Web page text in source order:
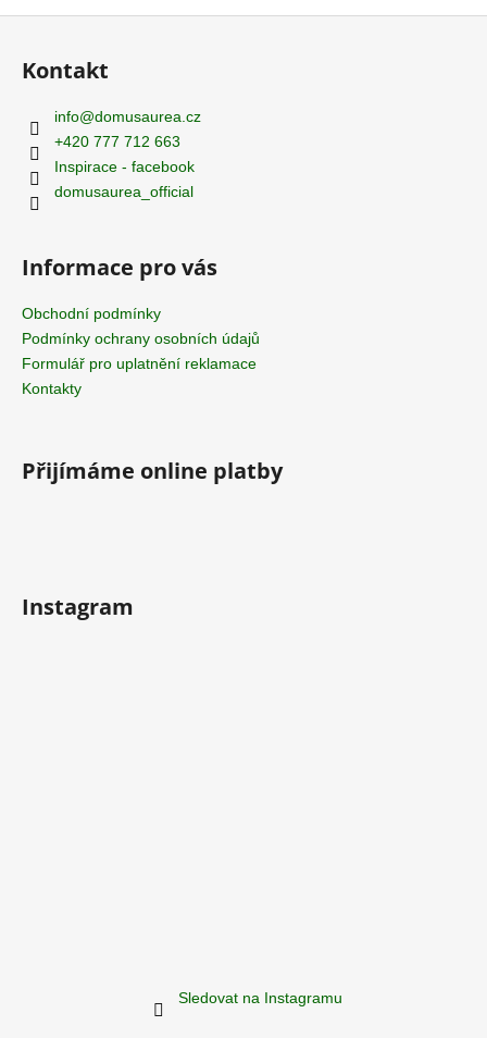
Kontakt
info@domusaurea.cz
+420 777 712 663
Inspirace - facebook
domusaurea_official
Informace pro vás
Obchodní podmínky
Podmínky ochrany osobních údajů
Formulář pro uplatnění reklamace
Kontakty
Přijímáme online platby
Instagram
Sledovat na Instagramu